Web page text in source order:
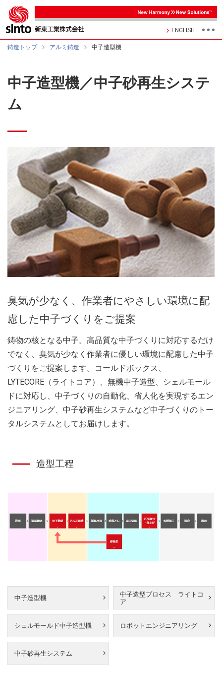
ENGLISH
鋳造トップ アルミ鋳造 中子造型機
中子造型機／中子砂再生システ
ム
臭気が少なく、作業者にやさしい環境に配
慮した中子づくりをご提案
鋳物の核となる中子。高品質な中子づくりに対応するだけ
でなく、臭気が少なく作業者に優しい環境に配慮した中子
づくりをご提案します。コールドボックス、
LYTECORE（ライトコア）、無機中子造型、シェルモール
ドに対応し、中子づくりの自動化、省人化を実現するエン
ジニアリング、中子砂再生システムなど中子づくりのトー
タルシステムとしてお届けします。
造型工程
中子造型機
中子造型プロセス ライトコ
ア
シェルモールド中子造型機 ロボットエンジニアリング
中子砂再生システム